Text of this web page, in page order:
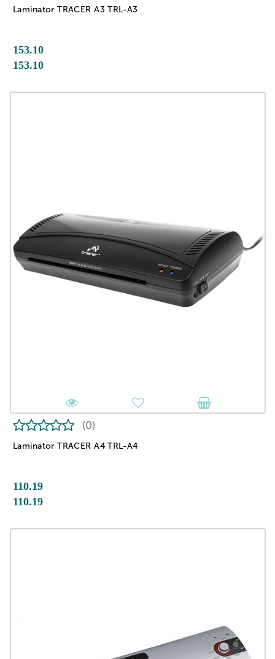
Laminator TRACER A3 TRL-A3
153.10
153.10
Laminator TRACER A4 TRL-A4
(0)
110.19
110.19